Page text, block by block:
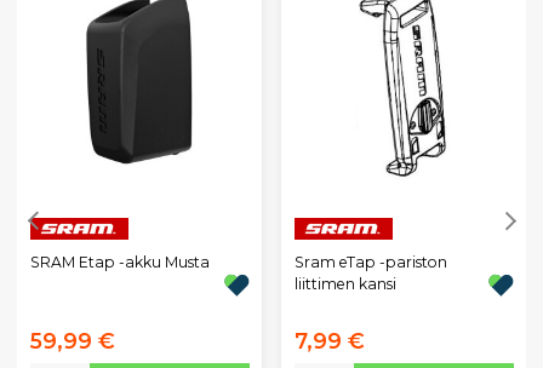
SRAM Etap -akku Musta
59,99 €
Sram eTap -pariston
liittimen kansi
7,99 €